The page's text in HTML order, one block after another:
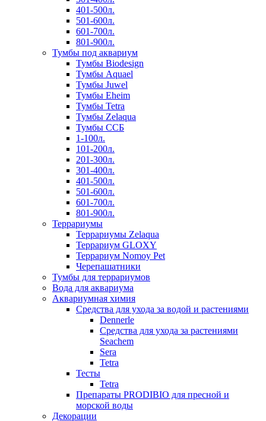
401-500л.
501-600л.
601-700л.
801-900л.
Тумбы под аквариум
Тумбы Biodesign
Тумбы Aquael
Тумбы Juwel
Тумбы Eheim
Тумбы Tetra
Тумбы Zelaqua
Тумбы ССБ
1-100л.
101-200л.
201-300л.
301-400л.
401-500л.
501-600л.
601-700л.
801-900л.
Террариумы
Террариумы Zelaqua
Террариум GLOXY
Террариум Nomoy Pet
Черепашатники
Тумбы для террариумов
Вода для аквариума
Аквариумная химия
Средства для ухода за водой и растениями
Dennerle
Средства для ухода за растениями
Seachem
Sera
Tetra
Тесты
Tetra
Препараты PRODIBIO для пресной и
морской воды
Декорации